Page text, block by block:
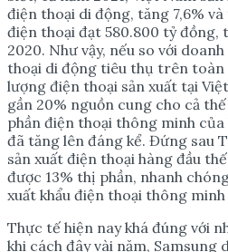
điện thoại di động, tăng 7,6%
điện thoại đạt 580.800 tỷ đồng,
2020. Như vậy, nếu so với
thoại di động tiêu thụ trên toàn
lượng điện thoại sản xuất tại
gần 20% nguồn cung cho cả
phần điện thoại thông minh
đã tăng lên đáng kể. Đứng sau
sản xuất điện thoại hàng đầu
được 13% thị phần, nhanh
xuất khẩu điện thoại thông
Thực tế hiện nay khá đúng với
khi cách đây vài năm, Samsung